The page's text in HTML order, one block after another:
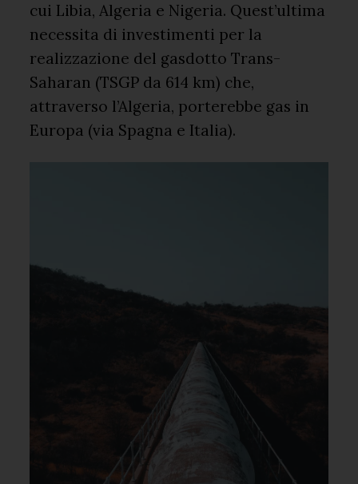
cui Libia, Algeria e Nigeria. Quest’ultima
necessita di investimenti per la
realizzazione del gasdotto Trans-
Saharan (TSGP da 614 km) che,
attraverso l’Algeria, porterebbe gas in
Europa (via Spagna e Italia).